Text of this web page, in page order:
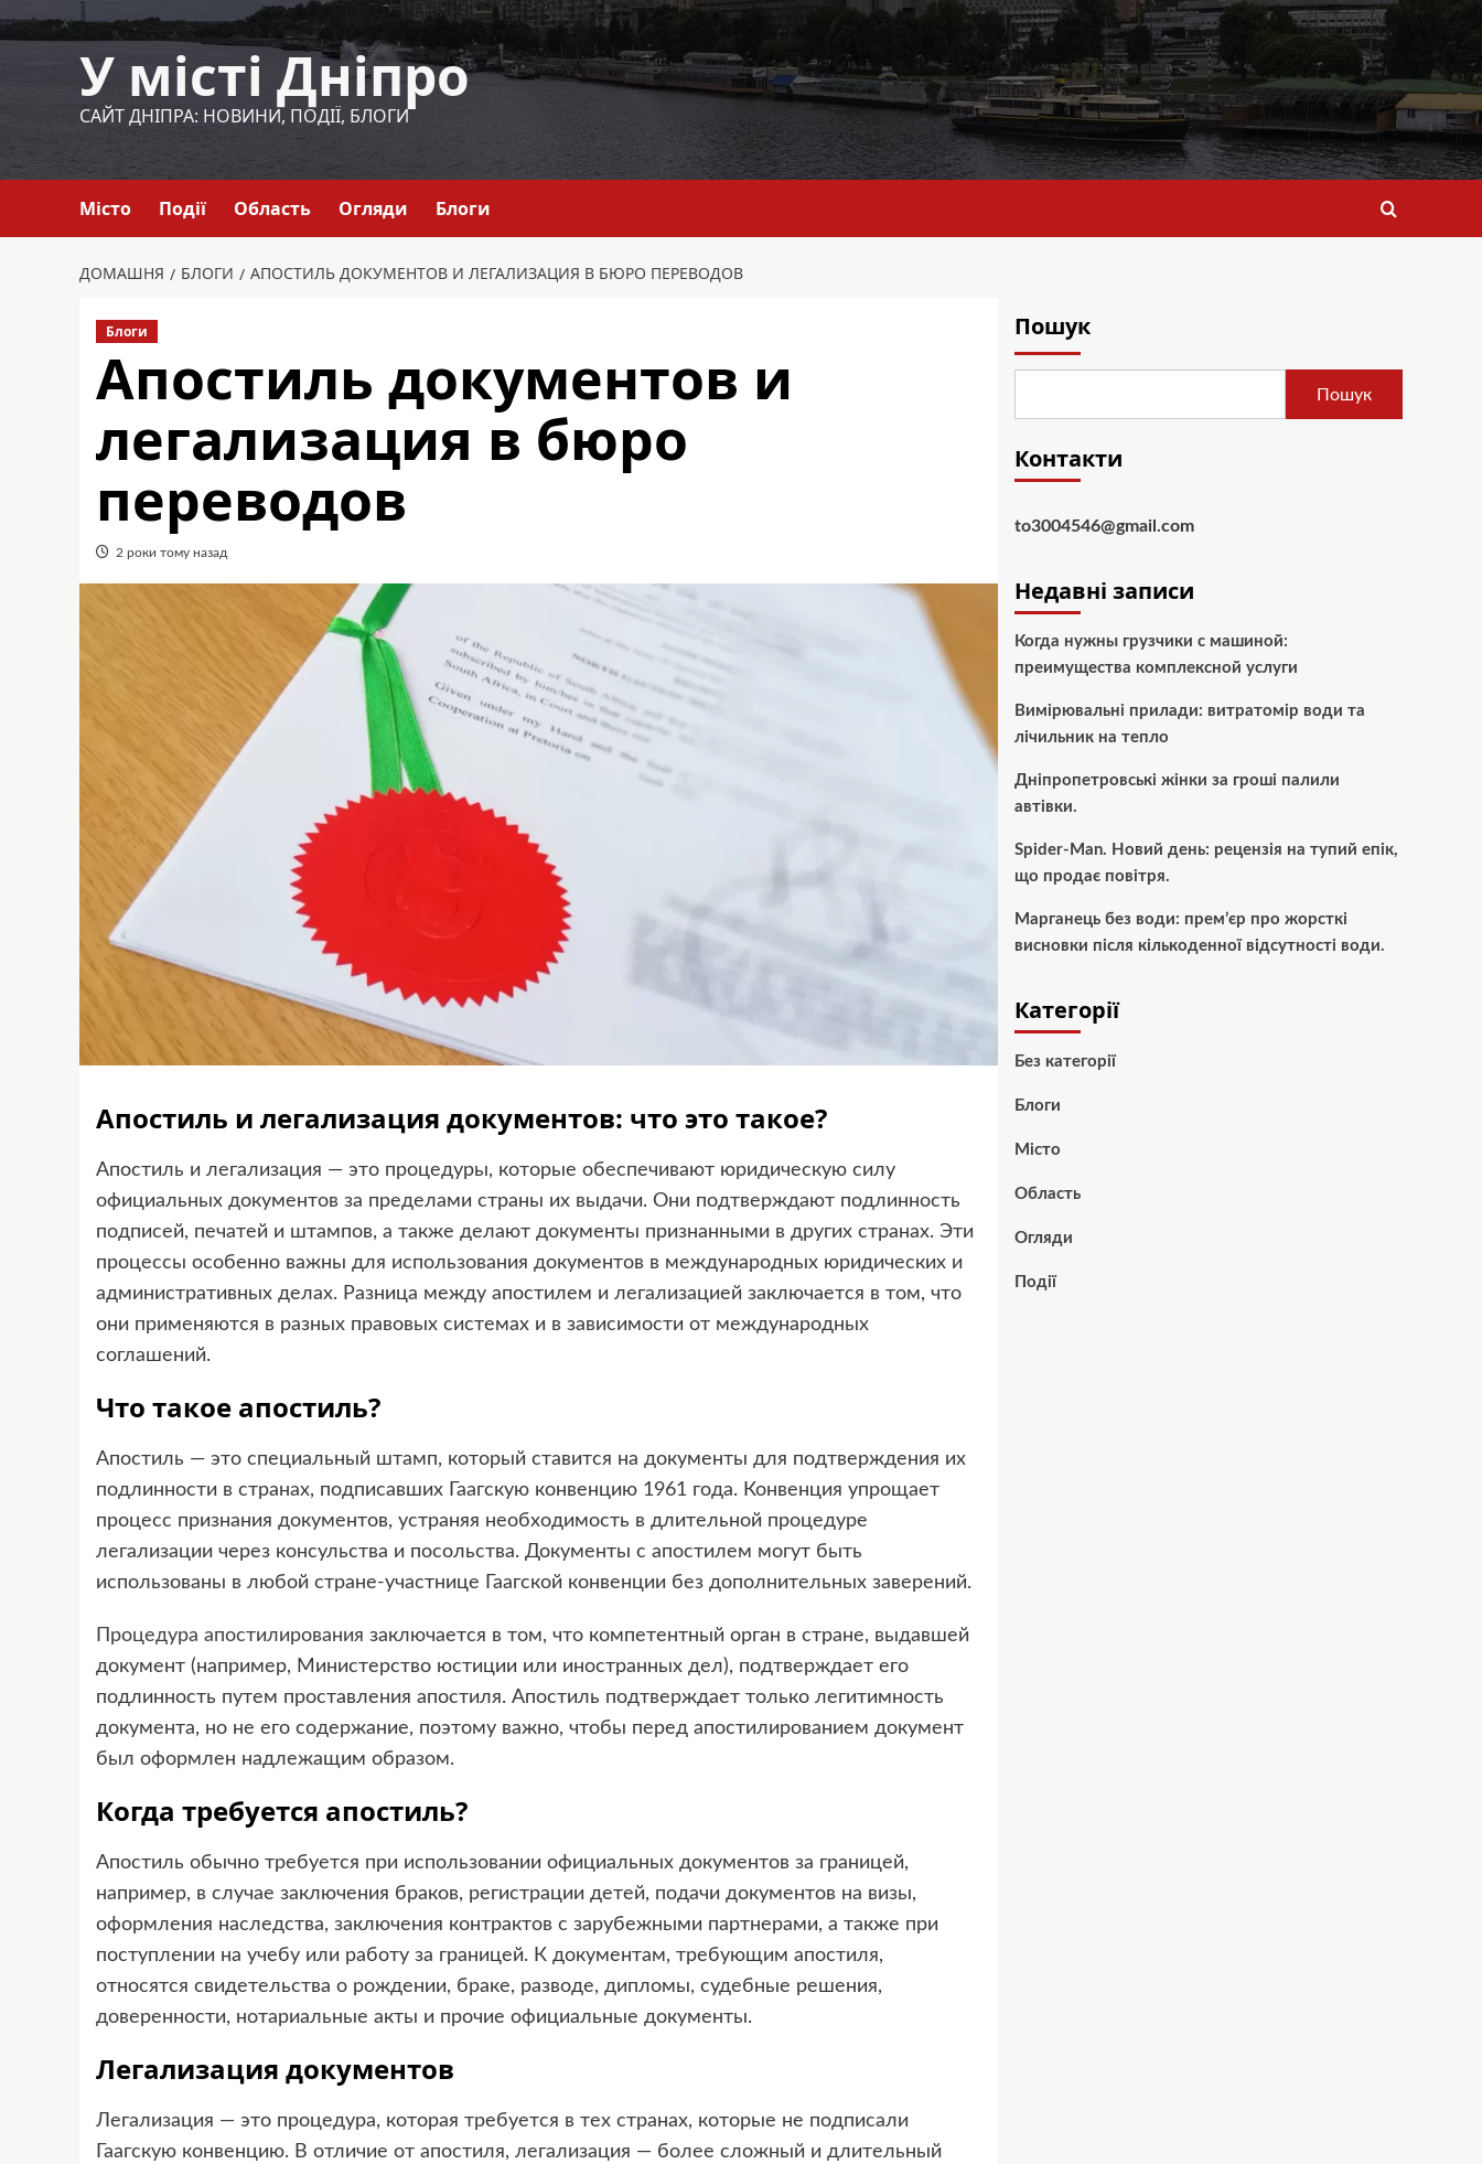
до
У місті Дніпро
САЙТ ДНІПРА: НОВИНИ, ПОДІЇ, БЛОГИ
Місто Події Область Огляди Блоги
ДОМАШНЯ БЛОГИ АПОСТИЛЬ ДОКУМЕНТОВ И ЛЕГАЛИЗАЦИЯ В БЮРО ПЕРЕВОДОВ
Блоги
Апостиль документов и
легализация в бюро
переводов
2 роки тому назад
Апостиль и легализация документов: что это такое?
Апостиль и легализация — это процедуры, которые обеспечивают юридическую силу
официальных документов за пределами страны их выдачи. Они подтверждают подлинность
подписей, печатей и штампов, а также делают документы признанными в других странах. Эти
процессы особенно важны для использования документов в международных юридических и
административных делах. Разница между апостилем и легализацией заключается в том, что
они применяются в разных правовых системах и в зависимости от международных
соглашений.
Что такое апостиль?
Апостиль — это специальный штамп, который ставится на документы для подтверждения их
подлинности в странах, подписавших Гаагскую конвенцию 1961 года. Конвенция упрощает
процесс признания документов, устраняя необходимость в длительной процедуре
легализации через консульства и посольства. Документы с апостилем могут быть
использованы в любой стране-участнице Гаагской конвенции без дополнительных заверений.
Процедура апостилирования заключается в том, что компетентный орган в стране, выдавшей
документ (например, Министерство юстиции или иностранных дел), подтверждает его
подлинность путем проставления апостиля. Апостиль подтверждает только легитимность
документа, но не его содержание, поэтому важно, чтобы перед апостилированием документ
был оформлен надлежащим образом.
Когда требуется апостиль?
Апостиль обычно требуется при использовании официальных документов за границей,
например, в случае заключения браков, регистрации детей, подачи документов на визы,
оформления наследства, заключения контрактов с зарубежными партнерами, а также при
поступлении на учебу или работу за границей. К документам, требующим апостиля,
относятся свидетельства о рождении, браке, разводе, дипломы, судебные решения,
доверенности, нотариальные акты и прочие официальные документы.
Легализация документов
Легализация — это процедура, которая требуется в тех странах, которые не подписали
Гаагскую конвенцию. В отличие от апостиля, легализация — более сложный и длительный
Пошук
Пошук
Контакти
to3004546@gmail.com
Недавні записи
Когда нужны грузчики с машиной:
преимущества комплексной услуги
Вимірювальні прилади: витратомір води та
лічильник на тепло
Дніпропетровські жінки за гроші палили
автівки.
Spider-Man. Новий день: рецензія на тупий епік,
що продає повітря.
Марганець без води: прем’єр про жорсткі
висновки після кількоденної відсутності води.
Категорії
Без категорії
Блоги
Місто
Область
Огляди
Події